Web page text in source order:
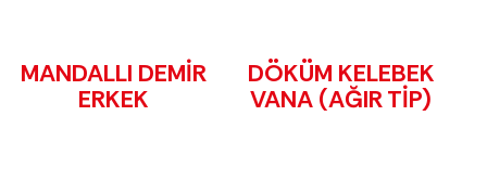
MANDALLI DEMİR
ERKEK
DÖKÜM KELEBEK
VANA (AĞIR TİP)